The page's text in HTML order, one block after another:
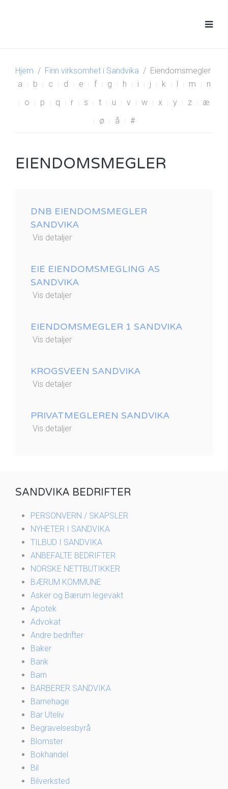
Hjem Finn virksomhet i Sandvika
Eiendomsmegler
a
b c d e f g h i j k l m
n
o
p q r s t u v w x y z
æ
ø
å #
EIENDOMSMEGLER
DNB EIENDOMSMEGLER
SANDVIKA
Vis detaljer
EIE EIENDOMSMEGLING AS
SANDVIKA
Vis detaljer
EIENDOMSMEGLER 1 SANDVIKA
Vis detaljer
KROGSVEEN SANDVIKA
Vis detaljer
PRIVATMEGLEREN SANDVIKA
Vis detaljer
SANDVIKA BEDRIFTER
PERSONVERN / SKAPSLER
NYHETER I SANDVIKA
TILBUD I SANDVIKA
ANBEFALTE BEDRIFTER
NORSKE NETTBUTIKKER
BÆRUM KOMMUNE
Asker og Bærum legevakt
Apotek
Advokat
Andre bedrifter
Baker
Bank
Barn
BARBERER SANDVIKA
Barnehage
Bar Uteliv
Begravelsesbyrå
Blomster
Bokhandel
Bil
Bilverksted